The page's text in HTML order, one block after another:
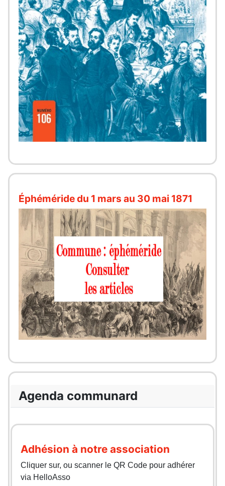
Éphéméride du 1 mars au 30 mai 1871
Agenda communard
Adhésion à notre association
Cliquer sur, ou scanner le QR Code pour adhérer
via HelloAsso